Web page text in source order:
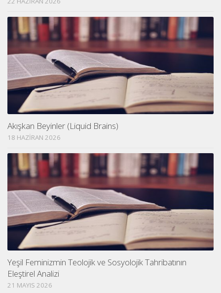
Akışkan Beyinler (Liquid Brains)
18 HAZIRAN 2026
Yeşil Feminizmin Teolojik ve Sosyolojik Tahribatının
Eleştirel Analizi
21 MAYIS 2026